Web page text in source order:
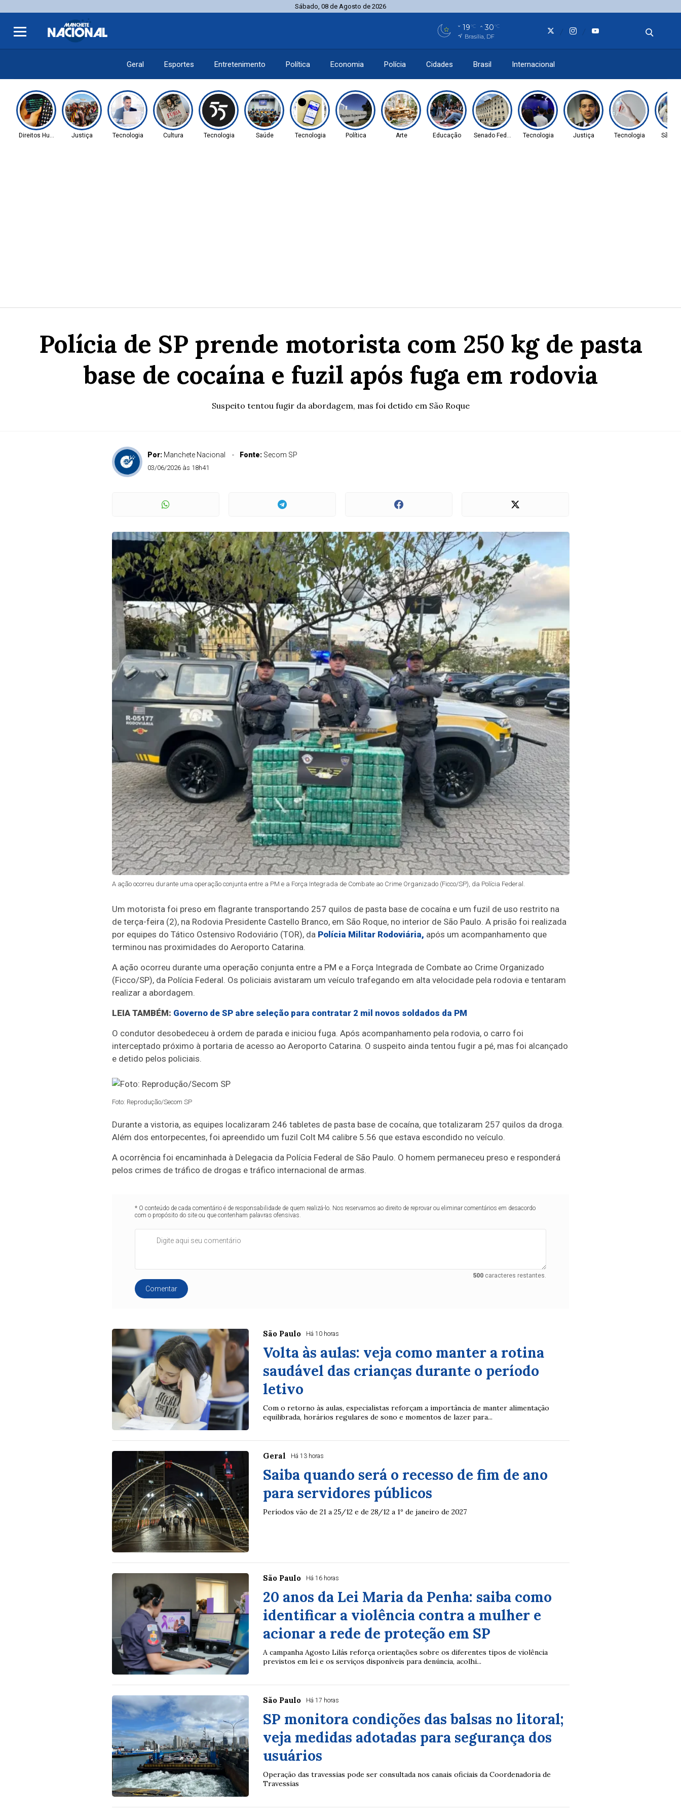
Sábado, 08 de Agosto de 2026
19°C 30°C
Brasília, DF
Geral Esportes Entretenimento Política Economia Polícia Cidades Brasil Internacional
Direitos Humanos Justiça Tecnologia Cultura Tecnologia Saúde Tecnologia Política Arte Educação Senado Federal Tecnologia Justiça Tecnologia São
Polícia de SP prende motorista com 250 kg de pasta
base de cocaína e fuzil após fuga em rodovia
Suspeito tentou fugir da abordagem, mas foi detido em São Roque
Por: Manchete Nacional Fonte: Secom SP
03/06/2026 às 18h41
A ação ocorreu durante uma operação conjunta entre a PM e a Força Integrada de Combate ao Crime Organizado (Ficco/SP), da Polícia Federal.
Um motorista foi preso em flagrante transportando 257 quilos de pasta base de cocaína e um fuzil de uso restrito na
de terça-feira (2), na Rodovia Presidente Castello Branco, em São Roque, no interior de São Paulo. A prisão foi realizada
por equipes do Tático Ostensivo Rodoviário (TOR), da Polícia Militar Rodoviária, após um acompanhamento que
terminou nas proximidades do Aeroporto Catarina.
A ação ocorreu durante uma operação conjunta entre a PM e a Força Integrada de Combate ao Crime Organizado
(Ficco/SP), da Polícia Federal. Os policiais avistaram um veículo trafegando em alta velocidade pela rodovia e tentaram
realizar a abordagem.
LEIA TAMBÉM: Governo de SP abre seleção para contratar 2 mil novos soldados da PM
O condutor desobedeceu à ordem de parada e iniciou fuga. Após acompanhamento pela rodovia, o carro foi
interceptado próximo à portaria de acesso ao Aeroporto Catarina. O suspeito ainda tentou fugir a pé, mas foi alcançado
e detido pelos policiais.
Foto: Reprodução/Secom SP
Durante a vistoria, as equipes localizaram 246 tabletes de pasta base de cocaína, que totalizaram 257 quilos da droga.
Além dos entorpecentes, foi apreendido um fuzil Colt M4 calibre 5.56 que estava escondido no veículo.
A ocorrência foi encaminhada à Delegacia da Polícia Federal de São Paulo. O homem permaneceu preso e responderá
pelos crimes de tráfico de drogas e tráfico internacional de armas.
* O conteúdo de cada comentário é de responsabilidade de quem realizá-lo. Nos reservamos ao direito de reprovar ou eliminar comentários em desacordo
com o propósito do site ou que contenham palavras ofensivas.
500 caracteres restantes.
Comentar
São Paulo Há 10 horas
Volta às aulas: veja como manter a rotina
saudável das crianças durante o período
letivo
Com o retorno às aulas, especialistas reforçam a importância de manter alimentação
equilibrada, horários regulares de sono e momentos de lazer para...
Geral Há 13 horas
Saiba quando será o recesso de fim de ano
para servidores públicos
Períodos vão de 21 a 25/12 e de 28/12 a 1º de janeiro de 2027
São Paulo Há 16 horas
20 anos da Lei Maria da Penha: saiba como
identificar a violência contra a mulher e
acionar a rede de proteção em SP
A campanha Agosto Lilás reforça orientações sobre os diferentes tipos de violência
previstos em lei e os serviços disponíveis para denúncia, acolhi...
São Paulo Há 17 horas
SP monitora condições das balsas no litoral;
veja medidas adotadas para segurança dos
usuários
Operação das travessias pode ser consultada nos canais oficiais da Coordenadoria de
Travessias